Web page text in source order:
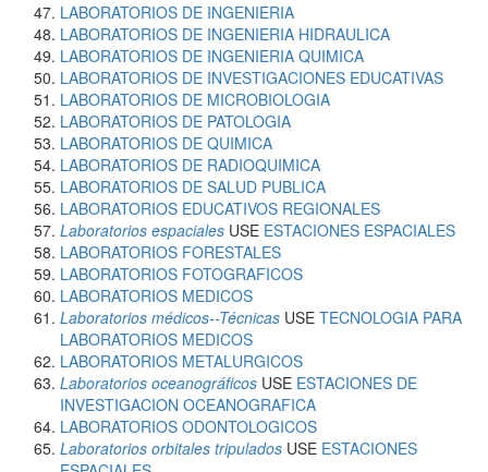
LABORATORIOS DE INGENIERIA
LABORATORIOS DE INGENIERIA HIDRAULICA
LABORATORIOS DE INGENIERIA QUIMICA
LABORATORIOS DE INVESTIGACIONES EDUCATIVAS
LABORATORIOS DE MICROBIOLOGIA
LABORATORIOS DE PATOLOGIA
LABORATORIOS DE QUIMICA
LABORATORIOS DE RADIOQUIMICA
LABORATORIOS DE SALUD PUBLICA
LABORATORIOS EDUCATIVOS REGIONALES
Laboratorios espaciales USE ESTACIONES ESPACIALES
LABORATORIOS FORESTALES
LABORATORIOS FOTOGRAFICOS
LABORATORIOS MEDICOS
Laboratorios médicos--Técnicas USE TECNOLOGIA PARA
LABORATORIOS MEDICOS
LABORATORIOS METALURGICOS
Laboratorios oceanográficos USE ESTACIONES DE
INVESTIGACION OCEANOGRAFICA
LABORATORIOS ODONTOLOGICOS
Laboratorios orbitales tripulados USE ESTACIONES